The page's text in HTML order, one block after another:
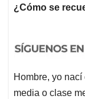
¿Cómo se
Hombre, yo
media o clase